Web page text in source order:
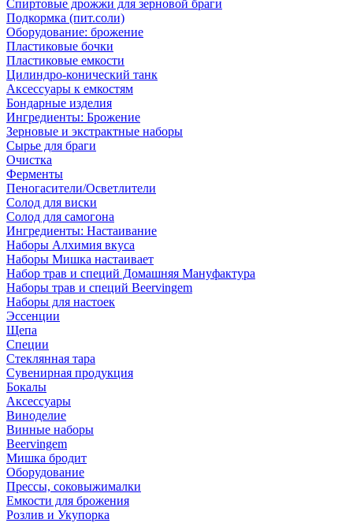
Спиртовые дрожжи для зерновой браги
Подкормка (пит.соли)
Оборудование: брожение
Пластиковые бочки
Пластиковые емкости
Цилиндро-конический танк
Аксессуары к емкостям
Бондарные изделия
Ингредиенты: Брожение
Зерновые и экстрактные наборы
Сырье для браги
Очистка
Ферменты
Пеногасители/Осветлители
Солод для виски
Солод для самогона
Ингредиенты: Настаивание
Наборы Алхимия вкуса
Наборы Мишка настаивает
Набор трав и специй Домашняя Мануфактура
Наборы трав и специй Beervingem
Наборы для настоек
Эссенции
Щепа
Специи
Стеклянная тара
Сувенирная продукция
Бокалы
Аксессуары
Виноделие
Винные наборы
Beervingem
Мишка бродит
Оборудование
Прессы, соковыжималки
Емкости для брожения
Розлив и Укупорка